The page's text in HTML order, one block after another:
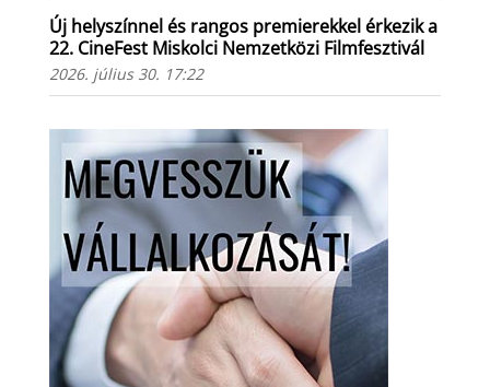
Új helyszínnel és rangos premierekkel érkezik a
22. CineFest Miskolci Nemzetközi Filmfesztivál
2026. július 30. 17:22